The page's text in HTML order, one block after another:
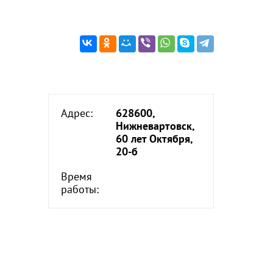
Адрес:
628600,
Нижневартовск,
60 лет Октября,
20-б
Время
работы: